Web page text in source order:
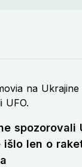
spozorovali
len o